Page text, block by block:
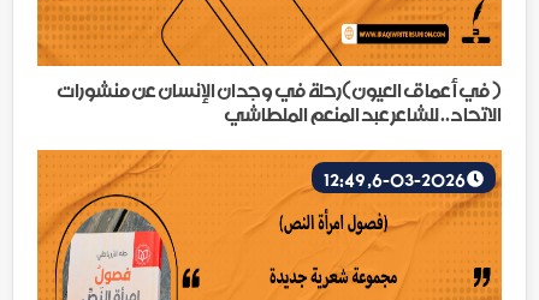
( في أعماق العيون)رحلة في وجدان الإنسان عن منشورات
الاتحاد.. للشاعر عبد المنعم الملطاشي